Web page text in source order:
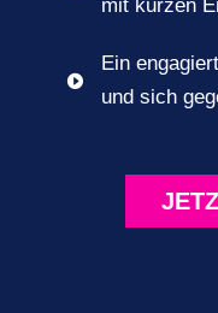
mit kurzen

Ein
und sich